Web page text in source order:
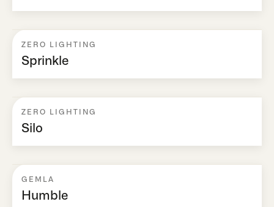
ZERO LIGHTING
Sprinkle
ZERO LIGHTING
Silo
GEMLA
Humble